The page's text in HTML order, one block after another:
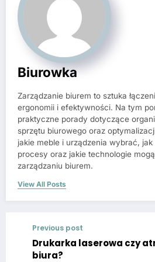
Biurowka
Zarządzanie biurem to sztuka
ergonomii i efektywności. Na tym
praktyczne porady dotyczące
sprzętu biurowego oraz
jakie meble i urządzenia wybrać,
procesy oraz jakie technologie
zarządzaniu biurem.
View All Posts
Previous post
Drukarka laserowa czy
biura?